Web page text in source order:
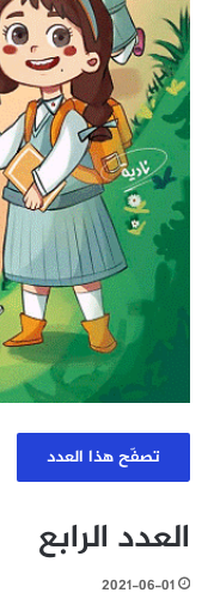
تصفّح هذا العدد
العدد الرابع
2021-06-01